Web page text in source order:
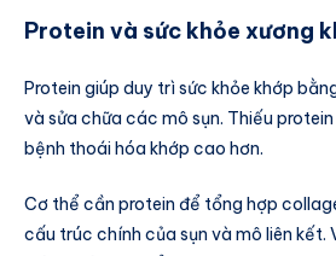
Protein và sức khỏe xương
Protein giúp duy trì sức khỏe khớp
và sửa chữa các mô sụn. Thiếu
bệnh thoái hóa khớp cao hơn.
Cơ thể cần protein để tổng hợp
cấu trúc chính của sụn và mô liên kết.